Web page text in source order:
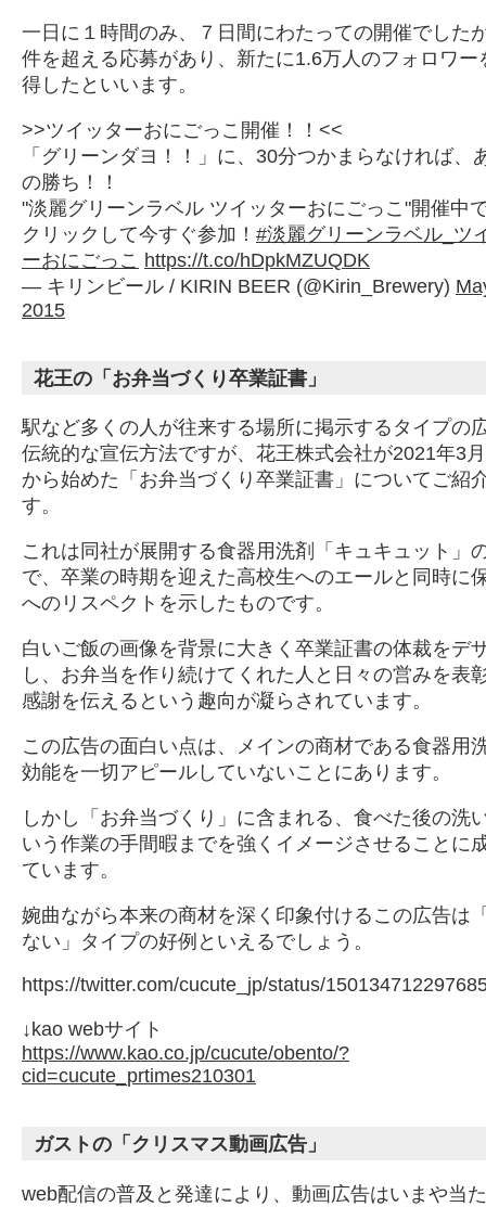
一日に１時間のみ、７日間にわたっての開催でした
件を超える応募があり、新たに1.6万人のフォロワー
得したといいます。
>>ツイッターおにごっこ開催！！<<
「グリーンダヨ！！」に、30分つかまらなければ、
の勝ち！！
"淡麗グリーンラベル ツイッターおにごっこ"開催中
クリックして今すぐ参加！ #淡麗グリーンラベル_ツ
ーおにごっこ https://t.co/hDpkMZUQDK
— キリンビール / KIRIN BEER (@Kirin_Brewery)
2015
花王の「お弁当づくり卒業証書」
駅など多くの人が往来する場所に掲示するタイプの
伝統的な宣伝方法ですが、花王株式会社が2021年3
から始めた「お弁当づくり卒業証書」についてご紹
す。
これは同社が展開する食器用洗剤「キュキュット」
で、卒業の時期を迎えた高校生へのエールと同時に
へのリスペクトを示したものです。
白いご飯の画像を背景に大きく卒業証書の体裁をデ
し、お弁当を作り続けてくれた人と日々の営みを表
感謝を伝えるという趣向が凝らされています。
この広告の面白い点は、メインの商材である食器用
効能を一切アピールしていないことにあります。
しかし「お弁当づくり」に含まれる、食べた後の洗
いう作業の手間暇までを強くイメージさせることに
ています。
婉曲ながら本来の商材を深く印象付けるこの広告は
ない」タイプの好例といえるでしょう。
https://twitter.com/cucute_jp/status/
↓kao webサイト
https://www.kao.co.jp/cucute/obento/?
cid=cucute_prtimes210301
ガストの「クリスマス動画広告」
web配信の普及と発達により、動画広告はいまや当